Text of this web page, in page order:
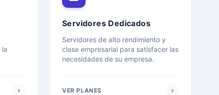
chevron_right
Servidores Dedicados
Servidores de alto rendimiento y
clase empresarial para satisfacer las
necesidades de su empresa.
VER PLANES chevron_right